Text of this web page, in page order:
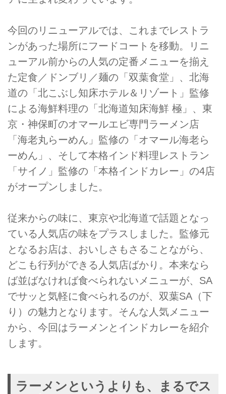
今回のリニューアルでは、これまでレストラ
ンがあった場所にフードコートを移動。リニ
ューアル前からの人気の定番メニューを揃え
た定食／ドンブリ／麺の「双葉食堂」、北海
道の「北こぶし知床ホテル＆リゾート」監修
による海鮮料理の「北海道知床海鮮 極」、東
京・神保町のオマールエビ専門ラーメン店
「海老丸らーめん」監修の「オマール海老ら
ーめん」、そして本格インド料理レストラン
「サイノ」監修の「本格インドカレー」の4店
がオープンしました。
従来からの味に、東京や北海道で話題となっ
ている人気店の味をプラスしました。監修元
となるお店は、おいしさもさることながら、
どこも行列ができる人気店ばかり。本来なら
ば並ばなければ食べられないメニューが、SA
でサッと気軽に食べられるのが、双葉SA（下
り）の魅力となります。そんな人気メニュー
から、今回はラーメンとインドカレーを紹介
します。
ラーメンというよりも、まるでス